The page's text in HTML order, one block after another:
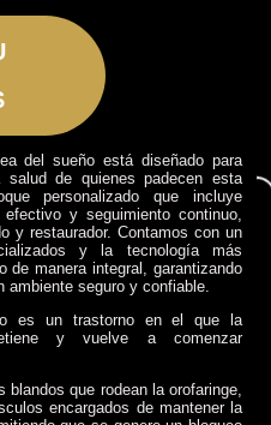
del sueño está diseñado para
de quienes padecen esta
personalizado que incluye
y seguimiento continuo,
y restaurador. Contamos con un
y la tecnología más
de manera integral, garantizando
ambiente seguro y confiable.
es un trastorno en el que la
y vuelve a comenzar
blandos que rodean la orofaringe,
encargados de mantener la